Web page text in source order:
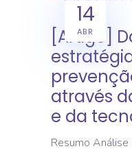
14
ABR
[Artigo]
através
e da
Resumo